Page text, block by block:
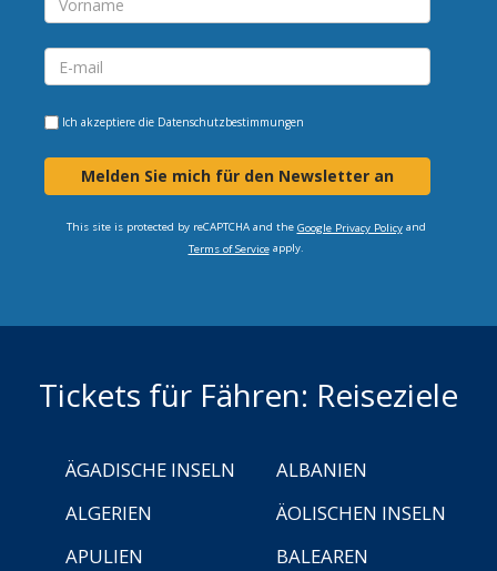
Ich akzeptiere die Datenschutzbestimmungen
Melden Sie mich für den Newsletter an
This site is protected by reCAPTCHA and the Google Privacy Policyand
Terms of Serviceapply.
Tickets für Fähren: Reiseziele
ÄGADISCHE INSELN
ALBANIEN
ALGERIEN
ÄOLISCHEN INSELN
APULIEN
BALEAREN